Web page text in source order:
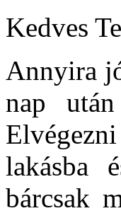
Kedves
Annyira
nap
lakásba
bárcsak